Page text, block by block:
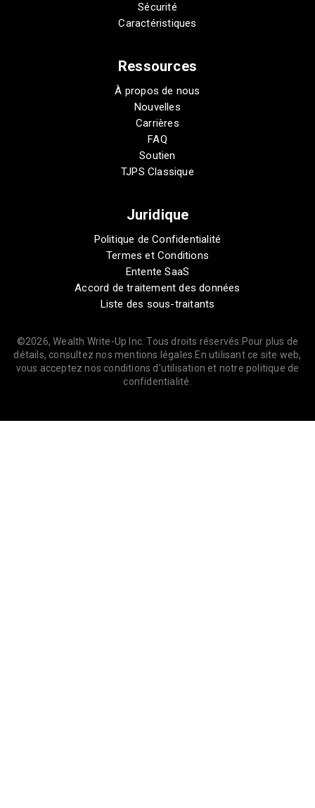
Sécurité
Caractéristiques
Ressources
À propos de nous
Nouvelles
Carrières
FAQ
Soutien
TJPS Classique
Juridique
Politique de Confidentialité
Termes et Conditions
Entente SaaS
Accord de traitement des données
Liste des sous-traitants
©2026, Wealth Write-Up Inc. Tous droits réservés.Pour plus de
détails, consultez nos mentions légales.En utilisant ce site web,
vous acceptez nos conditions d'utilisation et notre politique de
confidentialité.